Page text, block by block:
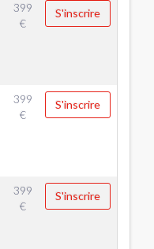
399
€
S'inscrire
399
€
S'inscrire
399
€
S'inscrire